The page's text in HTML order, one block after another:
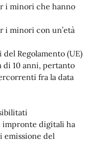
i minori che hanno
i minori con un’età
Regolamento (UE)
di 10 anni, pertanto
fra la data
impronte digitali ha
emissione del